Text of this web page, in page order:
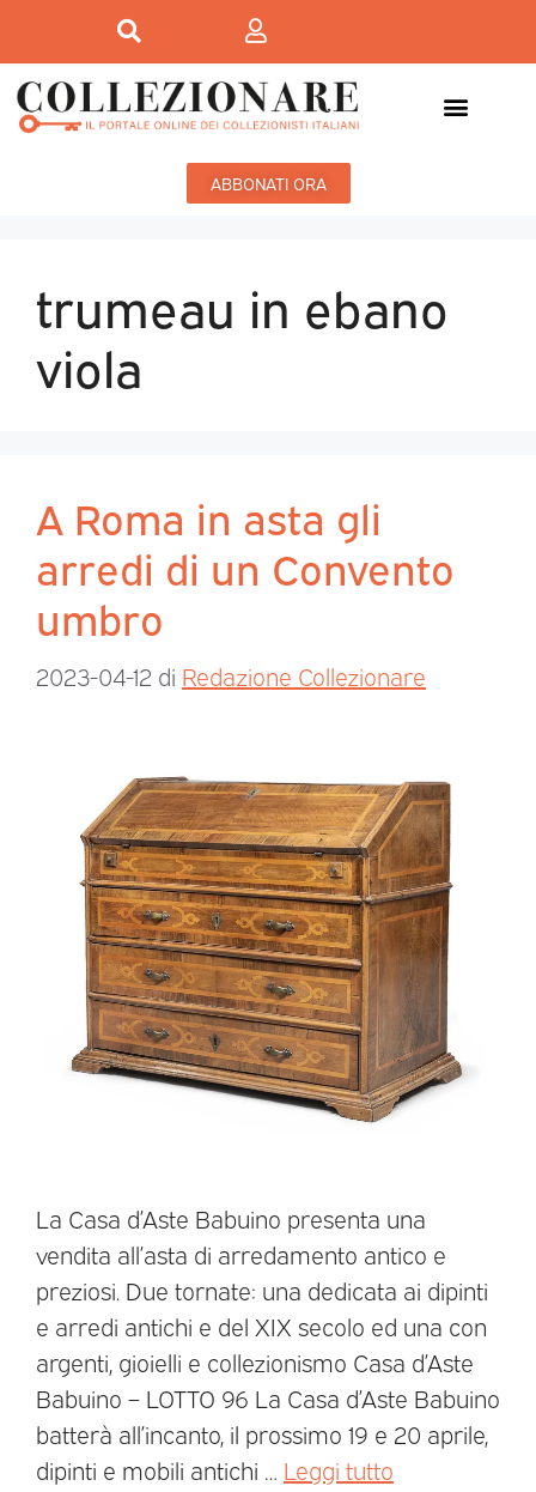
ABBONATI ORA
trumeau in ebano
viola
A Roma in asta gli
arredi di un Convento
umbro
2023-04-12 di Redazione Collezionare
La Casa d’Aste Babuino presenta una
vendita all’asta di arredamento antico e
preziosi. Due tornate: una dedicata ai dipinti
e arredi antichi e del XIX secolo ed una con
argenti, gioielli e collezionismo Casa d’Aste
Babuino – LOTTO 96 La Casa d’Aste Babuino
batterà all’incanto, il prossimo 19 e 20 aprile,
dipinti e mobili antichi … Leggi tutto